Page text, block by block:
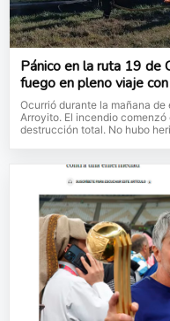
Pánico en la ruta 19 de
fuego en pleno viaje
Ocurrió durante la mañana
Arroyito. El incendio comenzó
destrucción total. No hubo